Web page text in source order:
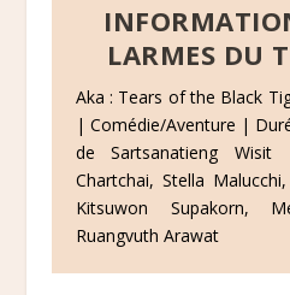
LARMES DU
Aka : Tears of the Black
| Comédie/Aventure |
de Sartsanatieng
Chartchai, Stella
Kitsuwon Supakorn,
Ruangvuth Arawat